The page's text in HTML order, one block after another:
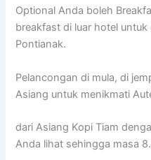
Optional Anda boleh
breakfast di luar hotel
Pontianak.
Pelancongan di mula, di
Asiang untuk menikmati
dari Asiang Kopi Tiam
Anda lihat sehingga masa